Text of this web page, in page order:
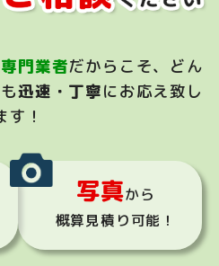
門業者だからこそ、 どん
迅速・丁寧にお応え致し
す！
写真から
概算見積り可能！